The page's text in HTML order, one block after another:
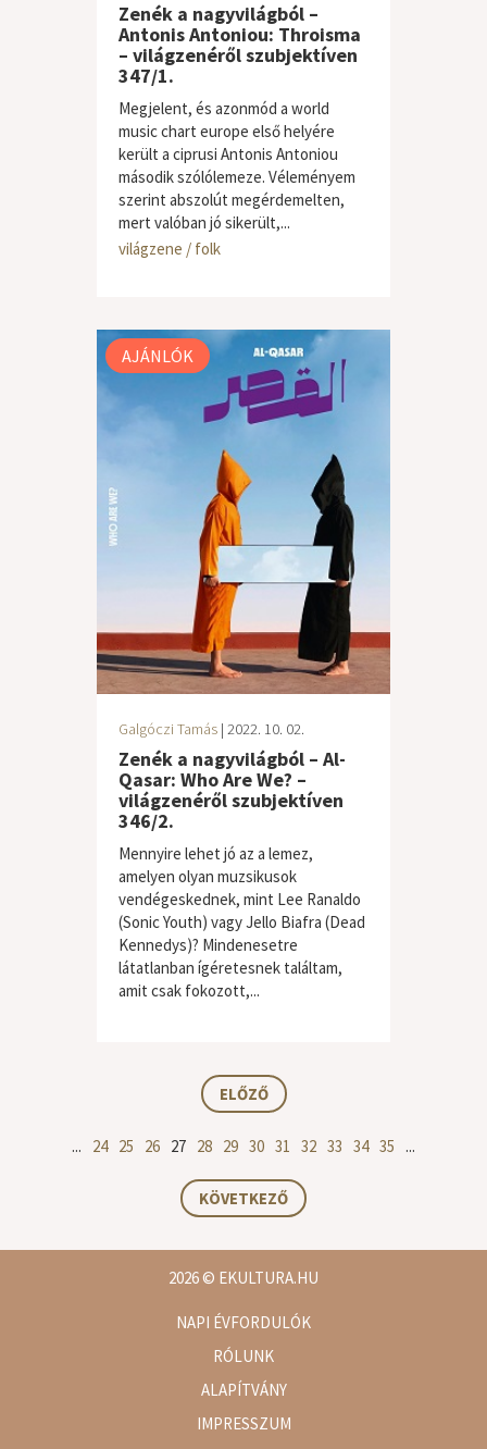
Zenék a nagyvilágból –
Antonis Antoniou: Throisma
– világzenéről szubjektíven
347/1.
Megjelent, és azonmód a world
music chart europe első helyére
került a ciprusi Antonis Antoniou
második szólólemeze. Véleményem
szerint abszolút megérdemelten,
mert valóban jó sikerült,...
világzene / folk
AJÁNLÓK
Galgóczi Tamás | 2022. 10. 02.
Zenék a nagyvilágból – Al-
Qasar: Who Are We? –
világzenéről szubjektíven
346/2.
Mennyire lehet jó az a lemez,
amelyen olyan muzsikusok
vendégeskednek, mint Lee Ranaldo
(Sonic Youth) vagy Jello Biafra (Dead
Kennedys)? Mindenesetre
látatlanban ígéretesnek találtam,
amit csak fokozott,...
világzene / folk
ELŐZŐ
... 24 25 26 27 28 29 30 31 32 33 34 35 ...
KÖVETKEZŐ
2026© EKULTURA.HU
NAPI ÉVFORDULÓK
RÓLUNK
ALAPÍTVÁNY
IMPRESSZUM